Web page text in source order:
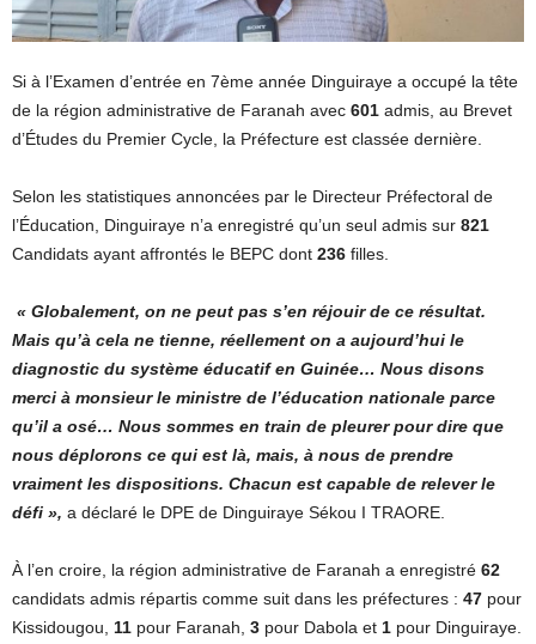
Si à l’Examen d’entrée en 7ème année Dinguiraye a occupé la tête
de la région administrative de Faranah avec 601 admis, au Brevet
d’Études du Premier Cycle, la Préfecture est classée dernière.
Selon les statistiques annoncées par le Directeur Préfectoral de
l’Éducation, Dinguiraye n’a enregistré qu’un seul admis sur 821
Candidats ayant affrontés le BEPC dont 236 filles.
« Globalement, on ne peut pas s’en réjouir de ce résultat.
Mais qu’à cela ne tienne, réellement on a aujourd’hui le
diagnostic du système éducatif en Guinée… Nous disons
merci à monsieur le ministre de l’éducation nationale parce
qu’il a osé… Nous sommes en train de pleurer pour dire que
nous déplorons ce qui est là, mais, à nous de prendre
vraiment les dispositions. Chacun est capable de relever le
défi », a déclaré le DPE de Dinguiraye Sékou I TRAORE.
À l’en croire, la région administrative de Faranah a enregistré 62
candidats admis répartis comme suit dans les préfectures : 47 pour
Kissidougou, 11 pour Faranah, 3 pour Dabola et 1 pour Dinguiraye.